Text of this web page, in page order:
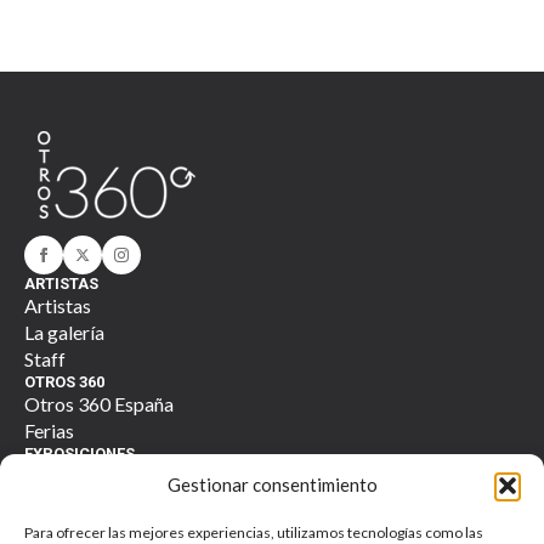
Gestionar consentimiento
Para ofrecer las mejores experiencias, utilizamos tecnologías como las
ARTISTAS
Artistas
La galería
Staff
OTROS 360
Otros 360 España
Ferias
EXPOSICIONES
TIENDA